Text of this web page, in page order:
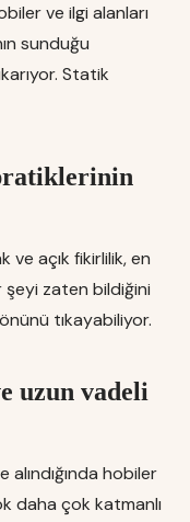
ve ilgi alanları
sunduğu
Statik
ve açık fikirlilik, en
şeyi zaten bildiğini
tıkayabiliyor.
uzun vadeli
hobiler
daha çok katmanlı